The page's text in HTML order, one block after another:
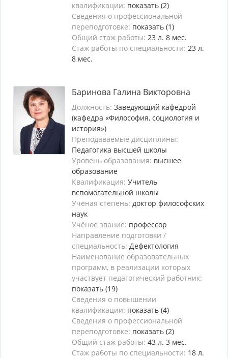
квалификации: показать (2)
Сведения о профессиональной
переподготовке: показать (1)
Общий стаж работы: 23 л. 8 мес.
Стаж работы по специальности: 23 л.
8 мес.
Баринова Галина Викторовна
Должность: Заведующий кафедрой
(кафедра «Философия, социология и
история»)
Преподаваемые дисциплины:
Педагогика высшей школы
Уровень образования: высшее
образование
Квалификация: Учитель
вспомогательной школы
Учёная степень: доктор философских
наук
Учёное звание: профессор
Направление подготовки /
специальность: Дефектология
Наименование образовательных
программ, в реализации которых
участвует педагогический работник:
показать (19)
Сведения о повышении
квалификации: показать (4)
Сведения о профессиональной
переподготовке: показать (2)
Общий стаж работы: 43 л. 3 мес.
Стаж работы по специальности: 18 л.